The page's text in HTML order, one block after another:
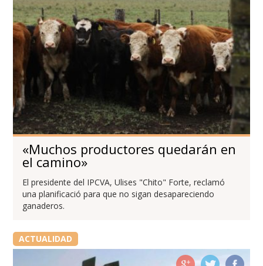
«Muchos productores quedarán en
el camino»
El presidente del IPCVA, Ulises "Chito" Forte, reclamó
una planificació para que no sigan desapareciendo
ganaderos.
ACTUALIDAD